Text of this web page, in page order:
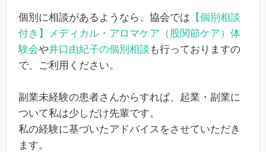
個別に相談があるようなら、協会では 【個別相談
付き】メディカル・アロマケア（股関節ケア）体
験会や井口由紀子の個別相談 も行っておりますの
で、ご利用ください。
副業未経験の患者さんからすれば、起業・副業に
ついて私は少しだけ先輩です。
私の経験に基づいたアドバイスをさせていただき
ます。